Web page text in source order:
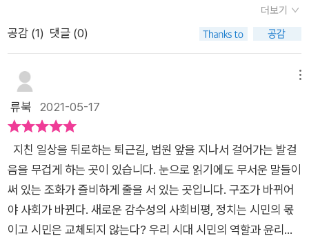
이야.” 출처: <이어즈 앤 이어즈 Years and Years> 여전히 법
과 구조와 제도와 사회적 규모의 변화가 실질적 변화에 중요한 동
력이자 계기라고 믿는다. 그리고 동시에 개인들이 할 수 있는 많
은 것을 시도해야 한다고 믿는다. 자본주의 사회의 우리는 모두
다. 그러니 우리가 현재와 미래를 망치는 것이 무엇이든 사지 않
으면 된다. 허망할 정도로 이 모든 문제는 돈 때문이다. 기업의 상
품이건 정책이건 마찬가지이다. 그래서 나는 매일 더 꼴 보기 싫
어지는, 도움이 참 안 된다 싶은 언론 역시 소비자로서 독자로서
시민이 바꾸는 길이 있다고 믿는다. 이 책을 읽으며 우리 사회가
이런가, 이랬지, 정말 이럴까, 이런 질문들이 그치지 않았다. 내가
보고 있다고 생각한 사회와 90년생들이 보는 사회는 다른 점이
지 않는다고 했다. 3장의 마지막 글 ‘위선에 대한 분노가 향할
곳’에서는 시민단체가 없는 것보다는 있는 것이, 경향신문과 한겨
레가 없는 것보다는 있는 것이 한국 사회의 진보를 위해 낫다고
믿는다고 하며 이렇게 말했다. '시민단체와 진보언론에 진실하
게 활동하고자 하는 사람들이 있고 그들이 위선에 맞서 참된 정의
로움을 이루기 위해 싸우기를 멈추지 않는 한, 그들의 싸움을 지
충고는 사실 새삼스럽지 않다. 우리가 시민단체나 진보매체를 후
원하고 구독하고 감시해야 한다는 걸 몰랐던 게 아니다. 우리는
그동안 바쁘다며 모른척하고 귀찮다며 스르르 발을 뺐고 그러면
서 세상이 잘못되어가고 있다며 허공에 손가락질을 해댔다. 이 책
을 읽으며 느슨해진 운동화 끈을 짱짱하게 다시 매야겠다고 생각
틀 수밖에 없다.(27쪽) 소위 가진 자들은 안정된 삶을 누리기위
해 특혜와 편법을 동원하고 일부는 교육신화, 부동산 신화에 집
과 장애인을 밀어내는 현실. 그 현실이 슬프기까지 하다. 거기
다 가짜뉴스까지 판을 친다. 왜 그것들은 거르지 못하는걸까. 가
짜 뉴스는 정치가 제대로 작동하지 못한 결과라고 볼 수 있다. 이
해집단 간의 치열한 갈등이 정치라는 과정 속에서 원활하게 해결
되지 못하자 그 집단들이 정치적 해결이 아닌 파워 게임으로 이해
를 관철시키려하는것. 진정성 있는 뉴스가 보고 싶다. 사실을 기
반으로 한, 그리고 되도록이면 따뜻한 소식이 담긴 뉴스가. 하지
만 그 또한 쉽지 않다. 그들 중 다수가 하청노동자라는 지독한 공
통점이다. 사고 경위를 뜯어보면 대부분 간단한 안전 조치만 제대
책은 저자와 대화를 넘어 토론해 볼 수 있습니다. 반박에 재반박
은 듣기 어렵겠지만요. 저는 어떤 칼럼은 공감하면서도 어떤 부분
들은 생각이 달랐습니다. 그래서 읽으면서 공감한다면 저자의 논
리를 참고하고, 반대하면 제 나름의 근거를 찾으면서 견해를 다시
정리해볼 기회를 가질 수 있었어요. 우리가 잘 알고 있는 것에서,
별생각 없이 지나갔던 이슈에 대해 깊이 고민해 볼 수 있습니다.
고 있더군요. 만일 그가 당 대표가 된다면 상대적으로 더 꼰대 근
성이 묻어있다는 이미지의 국민의 힘에게 있어서 0선의 당 대표
라는 점, 30대라는 점 등 여러 가지 면에서 혁신이라 생각합니다.
정치에 젊은 피가 필요하다는 것에 공감하지만 그렇다고 자질 없
이 비합리적인 목소리를 떠드는 것까지 허용해서는 안 된다고 생
더보기
공감 (1) 댓글 (0)
류북 2021-05-17
음을 무겁게 하는 곳이 있습니다. 눈으로 읽기에도 무서운 말들이
써 있는 조화가 즐비하게 줄을 서 있는 곳입니다. 구조가 바뀌어
야 사회가 바뀐다. 새로운 감수성의 사회비평, 정치는 시민의 몫
이고 시민은 교체되지 않는다? 우리 시대 시민의 역할과 윤리에